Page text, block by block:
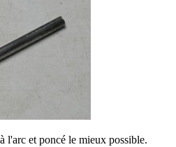
l'arc et poncé le mieux possible.